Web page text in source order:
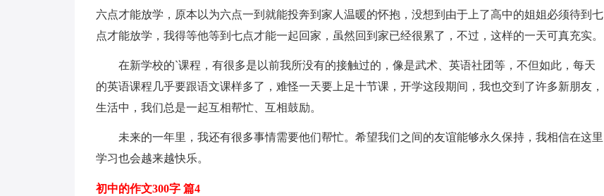
六点才能放学，原本以为六点一到就能投奔到家人温暖的怀抱，没想到由于上了高中的姐姐必须待到七
点才能放学，我得等他等到七点才能一起回家，虽然回到家已经很累了，不过，这样的一天可真充实。
在新学校的`课程，有很多是以前我所没有的接触过的，像是武术、英语社团等，不但如此，每天
的英语课程几乎要跟语文课样多了，难怪一天要上足十节课，开学这段期间，我也交到了许多新朋友，
生活中，我们总是一起互相帮忙、互相鼓励。
未来的一年里，我还有很多事情需要他们帮忙。希望我们之间的友谊能够永久保持，我相信在这里
学习也会越来越快乐。
初中的作文300字 篇4